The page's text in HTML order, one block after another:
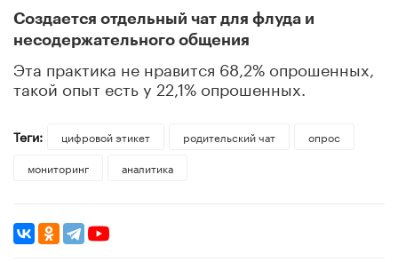
Создается отдельный чат для флуда и
несодержательного общения
Эта практика не нравится 68,2% опрошенных,
такой опыт есть у 22,1% опрошенных.
Теги: цифровой этикет родительский чат
опрос
мониторинг
аналитика